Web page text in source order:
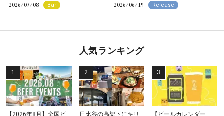
2026/07/08 Bar 2026/06/19 Release
人気ランキング
【2026年8月】全国ビ
日比谷の高架下にキリ
【ビールカレンダー